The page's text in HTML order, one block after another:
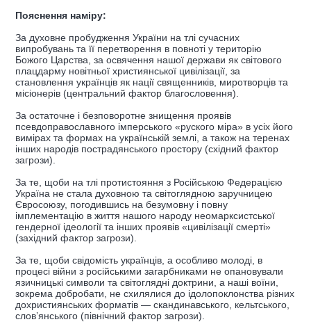
Пояснення наміру:
За духовне пробудження України на тлі сучасних
випробувань та її перетворення в повноті у територію
Божого Царства, за освячення нашої держави як світового
плацдарму новітньої християнської цивілізації, за
становлення українців як нації священників, миротворців та
місіонерів (центральний фактор благословення).
За остаточне і безповоротне знищення проявів
псевдоправославного імперського «руского міра» в усіх його
вимірах та формах на українській землі, а також на теренах
інших народів пострадянського простору (східний фактор
загрози).
За те, щоби на тлі протистояння з Російською Федерацією
Україна не стала духовною та світоглядною заручницею
Євросоюзу, погодившись на безумовну і повну
імплементацію в життя нашого народу неомарксистської
гендерної ідеології та інших проявів «цивілізації смерті»
(західний фактор загрози).
За те, щоби свідомість українців, а особливо молоді, в
процесі війни з російськими загарбниками не опановували
язичницькі символи та світоглядні доктрини, а наші воїни,
зокрема добробати, не схилялися до ідолопоклонства різних
дохристиянських форматів — скандинавського, кельтського,
слов’янського (північний фактор загрози).